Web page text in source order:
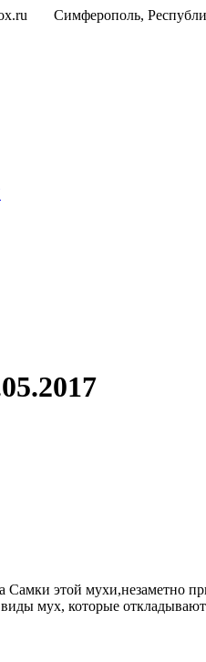
Симферополь,
яйца к
мух, которые